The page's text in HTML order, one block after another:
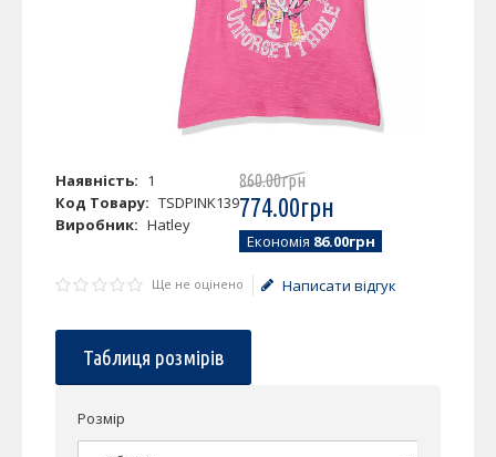
Наявність: 1
Код Товару: TSDPINK139
Виробник: Hatley
860.00грн
774.00грн
Економія 86.00грн
Ще не оцінено Написати відгук
Таблиця розмірів
Розмір